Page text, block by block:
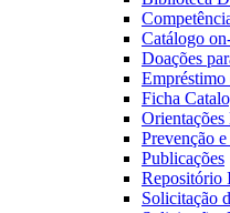
Catálogo
Doações
Empréstimo
Ficha
Prevenção
Publicações
Repositório
Solicitação